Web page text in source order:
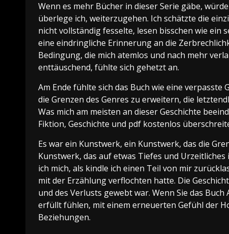
Wenn es mehr Bücher in dieser Serie gäbe,
überlege ich, weiterzugehen. Ich schätzte die
nicht vollständig fesselte, lesen bisschen wie ein
eine eindringliche Erinnerung an die
Bedingung, die mich atemlos und nach mehr
enttäuschend, fühlte sich gehetzt an.
Am Ende fühlte sich das Buch wie eine
die Grenzen des Genres zu erweitern, die
Was mich am meisten an dieser Geschichte
Fiktion, Geschichte und pdf kostenlos
Es war ein Kunstwerk, ein Kunstwerk, das die
Kunstwerk, das auf etwas Tiefes und
ich mich, als kindle ich einen Teil von mir
mit der Erzählung verflochten hatte. Die
und des Verlusts gewebt war. Wenn Sie das
erfüllt fühlen, mit einem erneuerten Gefühl der
Beziehungen.